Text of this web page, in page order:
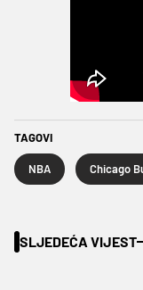
TAGOVI
NBA Chicago
SLJEDEĆA VIJEST